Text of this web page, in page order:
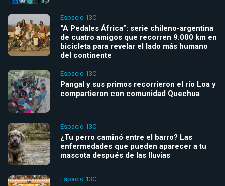
Espacio 13C
“A Pedales África”: serie chileno-argentina
de cuatro amigos que recorren 9.000 km en
bicicleta para revelar el lado más humano
del continente
Espacio 13C
Pangal y sus primos recorrieron el río Loa y
compartieron con comunidad Quechua
Espacio 13C
¿Tu perro caminó entre el barro? Las
enfermedades que pueden aparecer a tu
mascota después de las lluvias
Espacio 13C